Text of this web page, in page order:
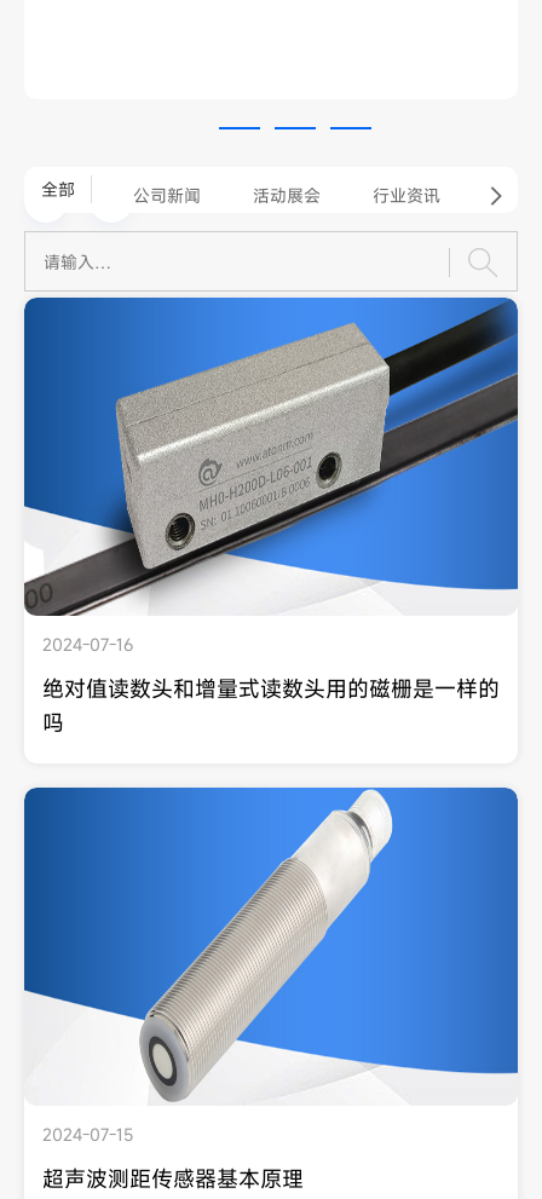
全部 公司新闻 活动展会
行业资讯
2024-07-16
绝对值读数头和增量式读数头用的磁栅是一样的
吗
2024-07-15
超声波测距传感器基本原理